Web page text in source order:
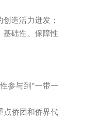
造活力迸发；
基础性、保障性
参与到 “一带一
点侨团和侨界代